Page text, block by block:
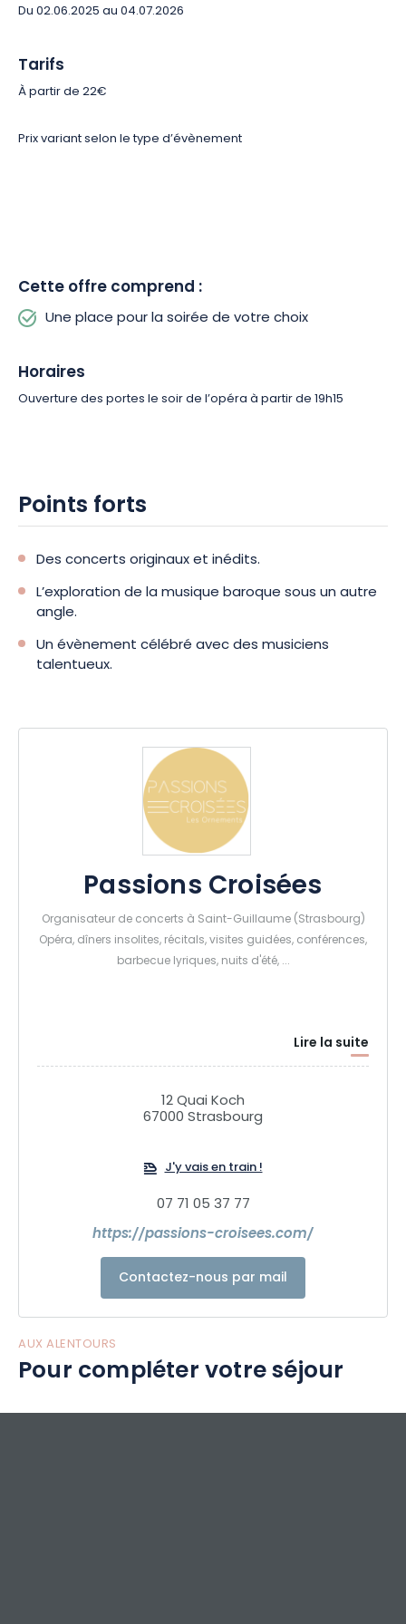
Du 02.06.2025 au 04.07.2026
Tarifs
À partir de 22€
Prix variant selon le type d’évènement
Cette offre comprend :
Une place pour la soirée de votre choix
Horaires
Ouverture des portes le soir de l’opéra à partir de 19h15
Points forts
Des concerts originaux et inédits.
L’exploration de la musique baroque sous un autre
angle.
Un évènement célébré avec des musiciens
talentueux.
Passions Croisées
Organisateur de concerts à Saint-Guillaume (Strasbourg)
Opéra, dîners insolites, récitals, visites guidées, conférences,
barbecue lyriques, nuits d'été, ...
Lire la suite
12 Quai Koch
67000 Strasbourg
J'y vais en train !
07 71 05 37 77
https://passions-croisees.com/
Contactez-nous par mail
AUX ALENTOURS
Pour compléter votre séjour